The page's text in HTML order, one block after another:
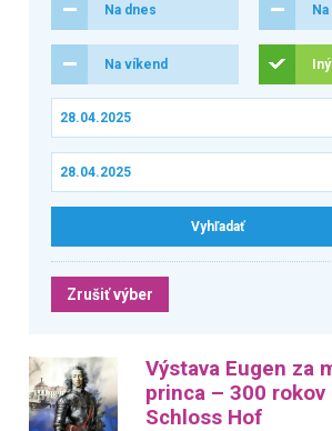
Na dnes
Na víkend
Zrušiť výber
Výstava Eugen za
princa – 300 rokov
Schloss Hof